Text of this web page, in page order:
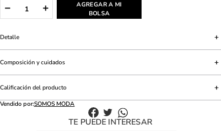
AGREGAR A MI
BOLSA
Detalle
Composición y cuidados
Calificación del producto
Vendido por:SOMOS MODA
TE PUEDE INTERESAR